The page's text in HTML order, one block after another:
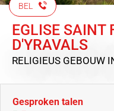
BEL
EGLISE SAINT
D'YRAVALS
RELIGIEUS GEBOUW
Gesproken talen